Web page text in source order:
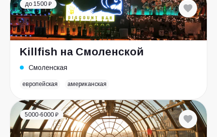
до 1500 ₽
Killfish на Смоленской
Смоленская
европейская американская
5000-6000 ₽